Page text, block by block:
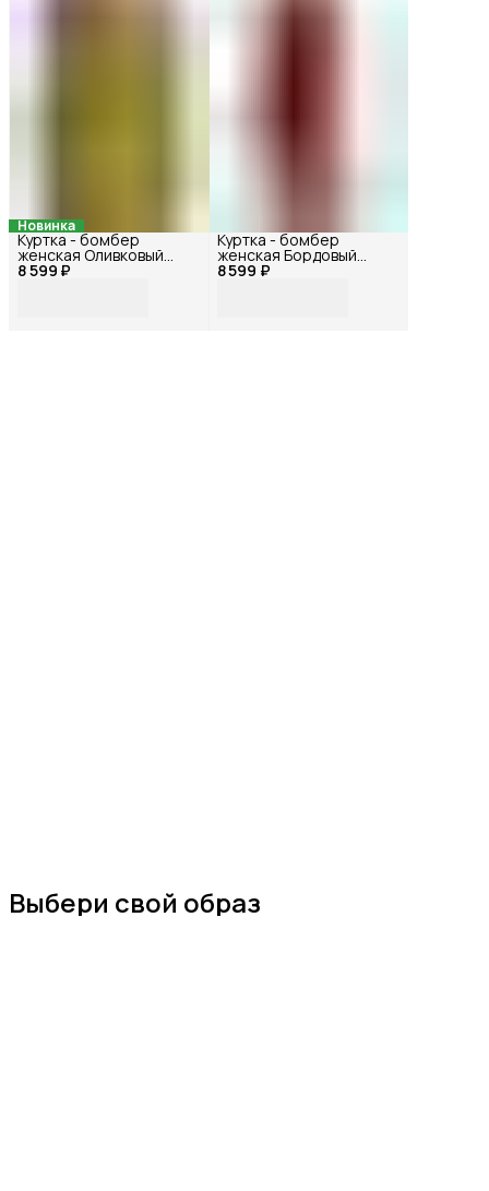
Новинка
8 599 ₽
Куртка - бомбер
женская Оливковый
72115БФ_42 8 599 ₽
Куртка - бомбер
женская Бордовый
72116БФ_42
Выбери свой образ